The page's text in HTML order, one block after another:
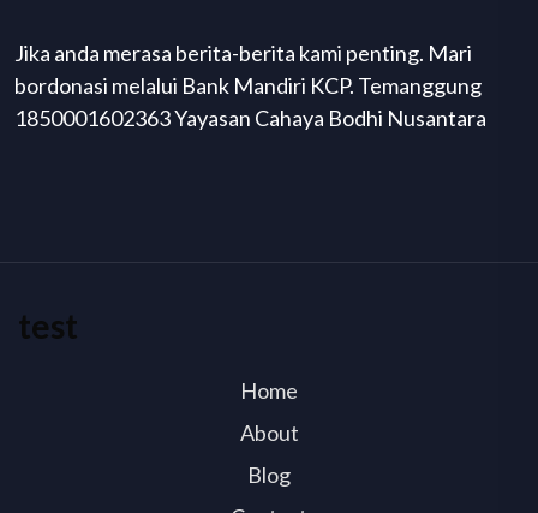
Jika anda merasa berita-berita kami penting. Mari
bordonasi melalui Bank Mandiri KCP. Temanggung
1850001602363 Yayasan Cahaya Bodhi Nusantara
test
Home
About
Blog